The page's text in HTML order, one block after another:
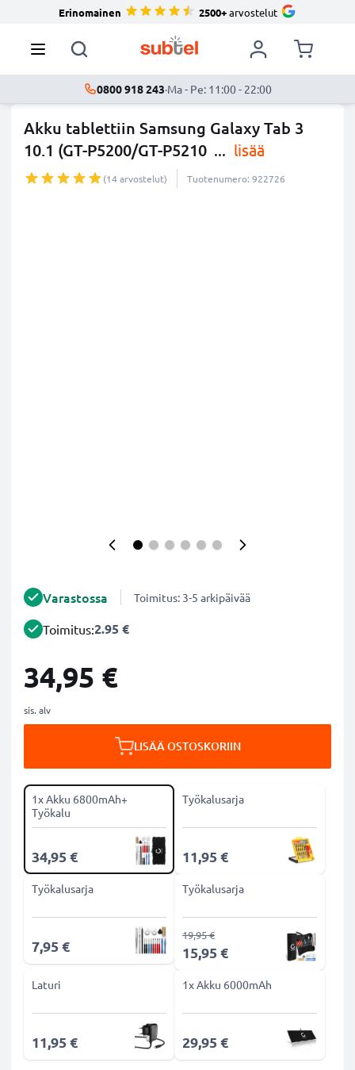
Erinomainen 2500+arvostelut
0800 918 243·Ma - Pe: 11:00 - 22:00
Akku tablettiin Samsung Galaxy Tab 3
10.1 (GT-P5200/GT-P5210 ... lisää
(14 arvostelut) Tuotenumero: 922726
Varastossa Toimitus: 3-5 arkipäivää
Toimitus:2.95 €
34,95 €
sis. alv
LISÄÄ OSTOSKORIIN
1x Akku 6800mAh+
Työkalu
34,95 €
Työkalusarja
11,95 €
Työkalusarja
7,95 €
Työkalusarja
15,95 €
19,95 €
Laturi
11,95 €
1x Akku 6000mAh
29,95 €